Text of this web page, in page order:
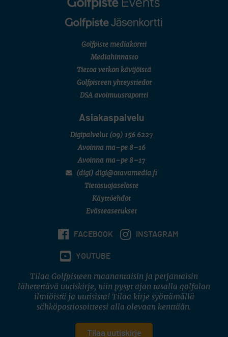
Eeli Krankka, Lionel Mutikainen
Kivitippu Classic Invitational 2026
SM-reikäpeli (M50/Kymen Golf)
7 (U18 ja U21/pojat/Tahko)
Golfpiste mediakortti
Mediahinnasto
Tietoa verkon kävijöistä
Golfpisteen yhteystiedot
DSA avoimuusraportti
Asiakaspalvelu
Digipalvelut (09) 156 6227
Avoinna ma–pe 8–16
Avoinna ma–pe 8–17
(digi) digi@otavamedia.fi
Tietosuojaseloste
Käyttöehdot
Evästeasetukset
FACEBOOK INSTAGRAM
YOUTUBE
Tilaa Golfpisteen maanantaisin ja perjantaisin
lähetettävä uutiskirje, niin pysyt ajan tasalla golfalan
ilmiöistä ja uutisista! Tilaa kirje syöttämällä
sähköpostiosoitteesi alla olevaan kenttään.
Tilaa uutiskirje